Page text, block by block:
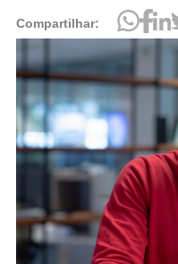
Compartilhar: